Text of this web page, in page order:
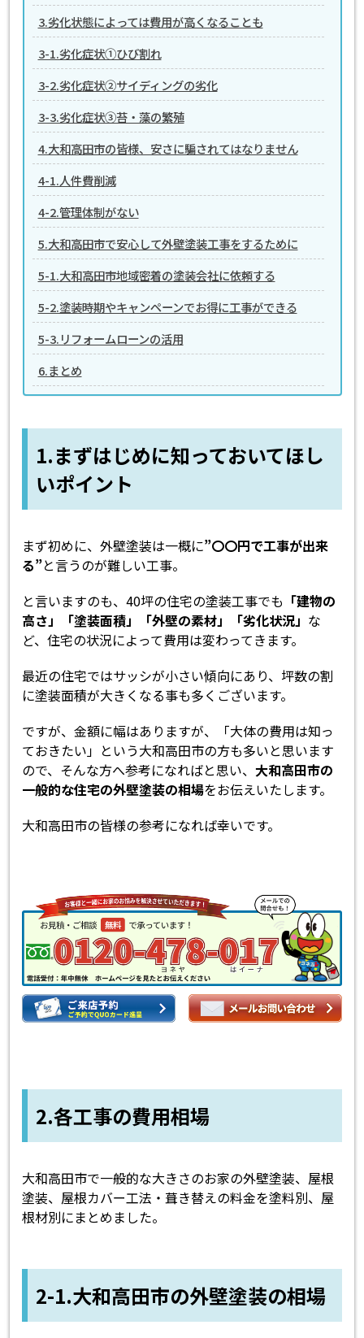
3.劣化状態によっては費用が高くなることも
3-1.劣化症状①ひび割れ
3-2.劣化症状②サイディングの劣化
3-3.劣化症状③苔・藻の繁殖
4.大和高田市の皆様、安さに騙されてはなりません
4-1.人件費削減
4-2.管理体制がない
5.大和高田市で安心して外壁塗装工事をするために
5-1.大和高田市地域密着の塗装会社に依頼する
5-2.塗装時期やキャンペーンでお得に工事ができる
5-3.リフォームローンの活用
6.まとめ
1.まずはじめに知っておいてほし
いポイント
まず初めに、外壁塗装は一概に”〇〇円で工事が出来
る”と言うのが難しい工事。
と言いますのも、40坪の住宅の塗装工事でも 「建物の
高さ」「塗装面積」「外壁の素材」「劣化状況」 な
ど、住宅の状況によって費用は変わってきます。
最近の住宅ではサッシが小さい傾向にあり、坪数の割
に塗装面積が大きくなる事も多くございます。
ですが、金額に幅はありますが、「大体の費用は知っ
ておきたい」という大和高田市の方も多いと思います
ので、そんな方へ参考になればと思い、大和高田市の
一般的な住宅の外壁塗装の相場をお伝えいたします。
大和高田市の皆様の参考になれば幸いです。
2.各工事の費用相場
大和高田市で一般的な大きさのお家の外壁塗装、屋根
塗装、屋根カバー工法・葺き替えの料金を塗料別、屋
根材別にまとめました。
2-1.大和高田市の外壁塗装の相場